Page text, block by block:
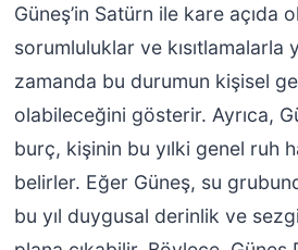
Güneş’in Satürn ile kare açıda
sorumluluklar ve kısıtlamalarla
zamanda bu durumun kişisel
olabileceğini gösterir. Ayrıca,
burç, kişinin bu yılki genel ruh
belirler. Eğer Güneş, su
bu yıl duygusal derinlik ve